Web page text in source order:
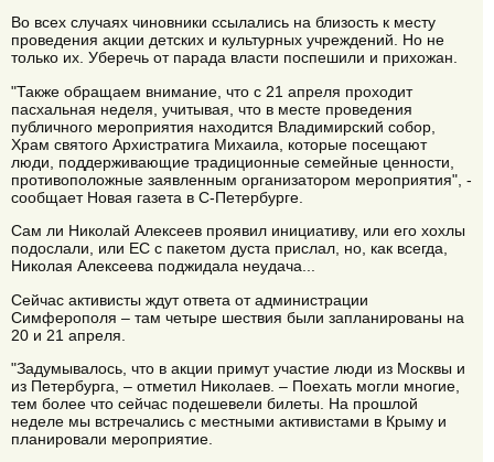
Во всех случаях чиновники ссылались на близость к месту
проведения акции детских и культурных учреждений. Но не
только их. Уберечь от парада власти поспешили и прихожан.
"Также обращаем внимание, что с 21 апреля проходит
пасхальная неделя, учитывая, что в месте проведения
публичного мероприятия находится Владимирский собор,
Храм святого Архистратига Михаила, которые посещают
люди, поддерживающие традиционные семейные ценности,
противоположные заявленным организатором мероприятия", -
сообщает Новая газета в С-Петербурге.
Сам ли Николай Алексеев проявил инициативу, или его хохлы
подослали, или ЕС с пакетом дуста прислал, но, как всегда,
Николая Алексеева поджидала неудача...
Сейчас активисты ждут ответа от администрации
Симферополя – там четыре шествия были запланированы на
20 и 21 апреля.
"Задумывалось, что в акции примут участие люди из Москвы и
из Петербурга, – отметил Николаев. – Поехать могли многие,
тем более что сейчас подешевели билеты. На прошлой
неделе мы встречались с местными активистами в Крыму и
планировали мероприятие.